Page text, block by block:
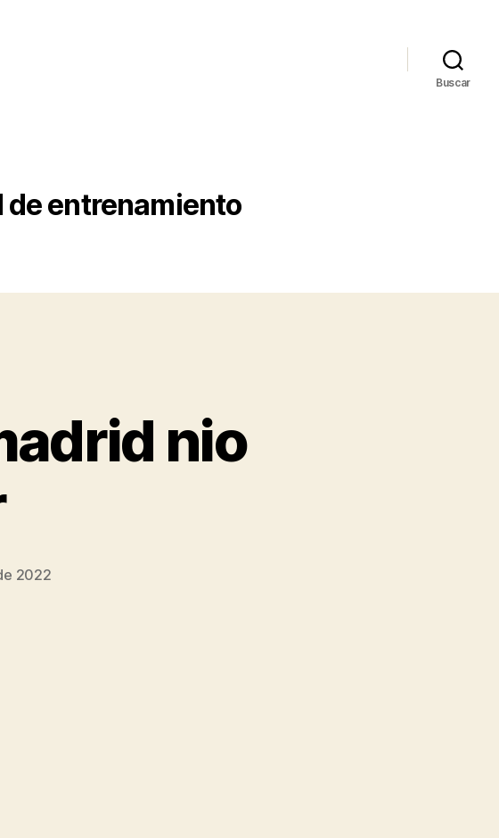
Buscar
entrenamiento
nio
2022